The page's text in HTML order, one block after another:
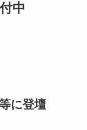
中
に登壇